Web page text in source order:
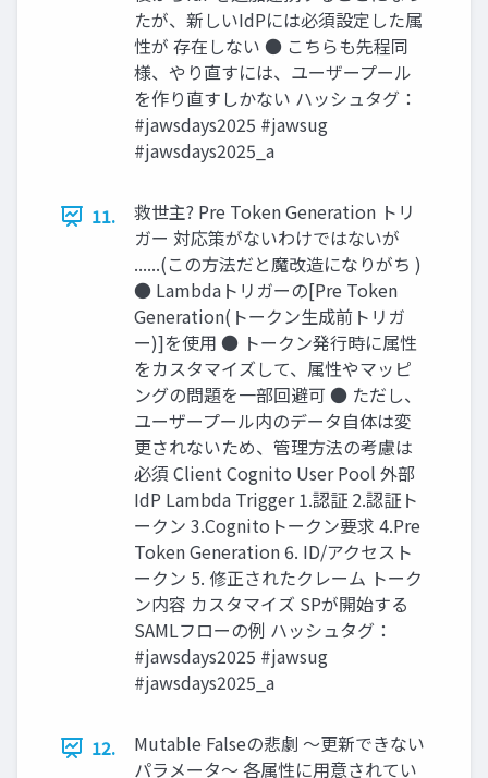
たが、新しいIdPには必須設定した属
性が 存在しない ● こちらも先程同
様、やり直すには、ユーザープール
を作り直すしかない ハッシュタグ：
#jawsdays2025 #jawsug
#jawsdays2025_a
11.
救世主? Pre Token Generation トリ
ガー 対応策がないわけではないが
......(この方法だと魔改造になりがち )
● Lambdaトリガーの[Pre Token
Generation(トークン生成前トリガ
ー)]を使用 ● トークン発行時に属性
をカスタマイズして、属性やマッピ
ングの問題を一部回避可 ● ただし、
ユーザープール内のデータ自体は変
更されないため、管理方法の考慮は
必須 Client Cognito User Pool 外部
IdP Lambda Trigger 1.認証 2.認証ト
ークン 3.Cognitoトークン要求 4.Pre
Token Generation 6. ID/アクセスト
ークン 5. 修正されたクレーム トーク
ン内容 カスタマイズ SPが開始する
SAMLフローの例 ハッシュタグ：
#jawsdays2025 #jawsug
#jawsdays2025_a
12.
Mutable Falseの悲劇 ～更新できない
パラメータ～ 各属性に用意されてい